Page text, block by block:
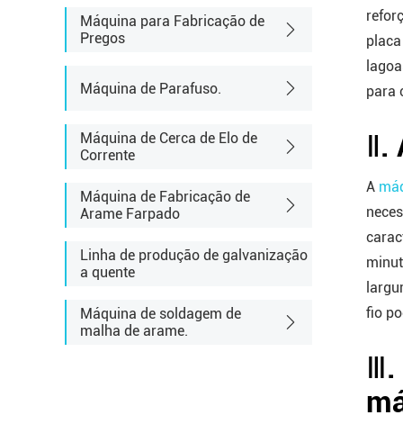
Máquina para Fabricação de
Pregos
Máquina de Parafuso.
Máquina de Cerca de Elo de
Corrente
Máquina de Fabricação de
Arame Farpado
Linha de produção de galvanização
a quente
Máquina de soldagem de
malha de arame.
para
Ⅱ.
A
fio
Ⅲ.